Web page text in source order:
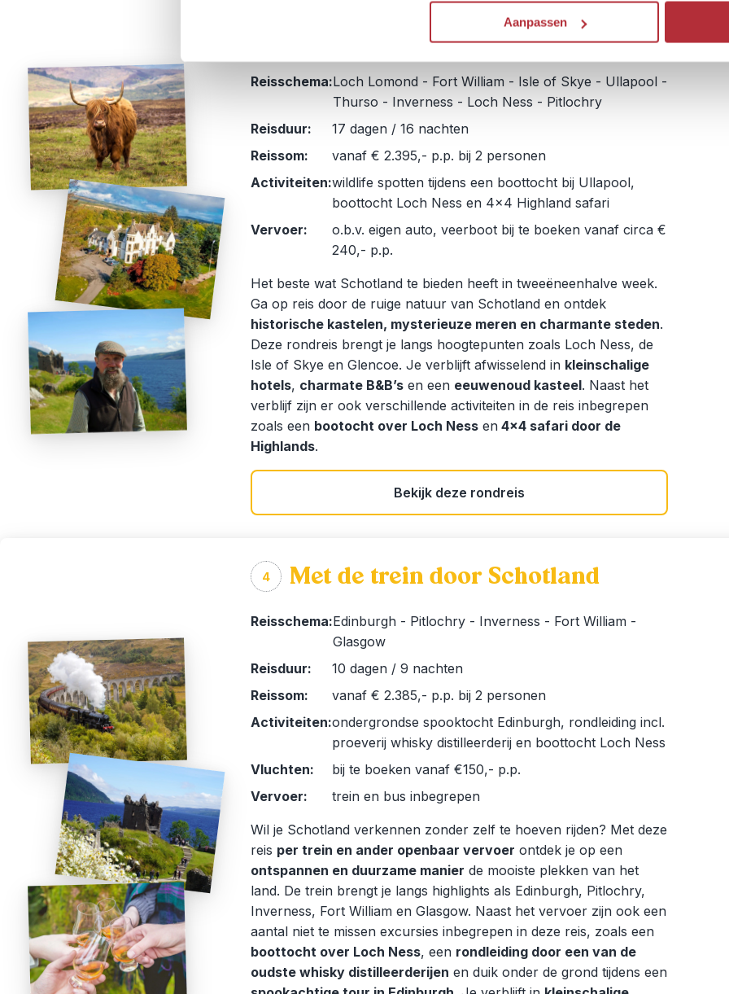
Aanpassen
Riksja’s Choice – Roadtrip
Reisschema:Loch Lomond - Fort William - Isle of Skye - Ullapool -
Thurso - Inverness - Loch Ness - Pitlochry
Reisduur:
17 dagen / 16 nachten
Reissom:
vanaf € 2.395,- p.p. bij 2 personen
Activiteiten:wildlife spotten tijdens een boottocht bij Ullapool,
boottocht Loch Ness en 4x4 Highland safari
Vervoer:
o.b.v. eigen auto, veerboot bij te boeken vanaf circa €
240,- p.p.
Het beste wat Schotland te bieden heeft in tweeëneenhalve week.
Ga op reis door de ruige natuur van Schotland en ontdek
historische kastelen, mysterieuze meren en charmante steden.
Deze rondreis brengt je langs hoogtepunten zoals Loch Ness, de
Isle of Skye en Glencoe. Je verblijft afwisselend in kleinschalige
hotels, charmate B&B’s en een eeuwenoud kasteel. Naast het
verblijf zijn er ook verschillende activiteiten in de reis inbegrepen
zoals een bootocht over Loch Ness en 4×4 safari door de
Highlands.
Bekijk deze rondreis
4 Met de trein door Schotland
Reisschema:Edinburgh - Pitlochry - Inverness - Fort William -
Glasgow
Reisduur:
10 dagen / 9 nachten
Reissom:
vanaf € 2.385,- p.p. bij 2 personen
Activiteiten:ondergrondse spooktocht Edinburgh, rondleiding incl.
proeverij whisky distilleerderij en boottocht Loch Ness
Vluchten:
bij te boeken vanaf €150,- p.p.
Vervoer:
trein en bus inbegrepen
Wil je Schotland verkennen zonder zelf te hoeven rijden? Met deze
reis per trein en ander openbaar vervoer ontdek je op een
ontspannen en duurzame manier de mooiste plekken van het
land. De trein brengt je langs highlights als Edinburgh, Pitlochry,
Inverness, Fort William en Glasgow. Naast het vervoer zijn ook een
aantal niet te missen excursies inbegrepen in deze reis, zoals een
boottocht over Loch Ness, een rondleiding door een van de
oudste whisky distilleerderijen en duik onder de grond tijdens een